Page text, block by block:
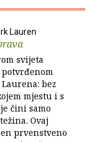
Lauren
svijeta
bez
mjestu i s
čini samo
Ovaj
prvenstveno